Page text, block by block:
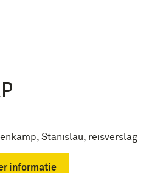
Stanislau reisverslag
informatie